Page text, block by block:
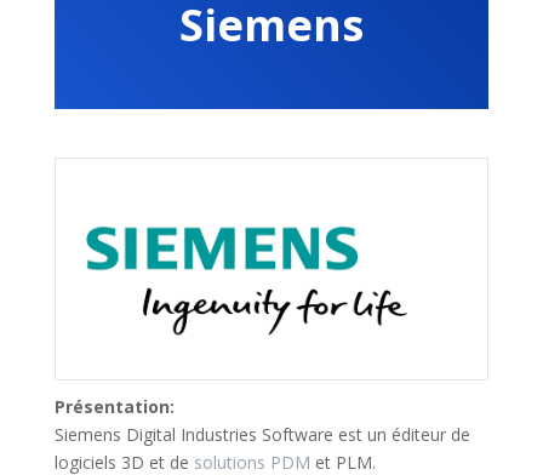
Siemens
Présentation:
Siemens Digital Industries Software est un éditeur de
logiciels 3D et de solutions PDM et PLM.